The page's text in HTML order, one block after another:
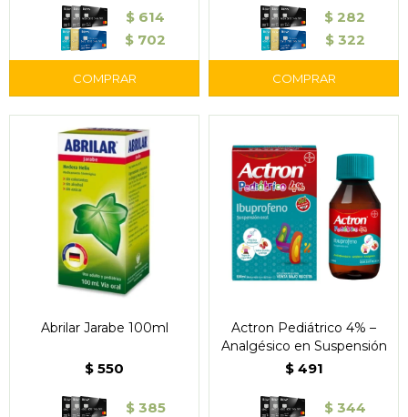
$ 614
$ 702
$ 282
$ 322
Abrilar Jarabe 100ml
$ 550
$ 385
Actron Pediátrico 4% –
Analgésico en Suspensión
$ 491
$ 344